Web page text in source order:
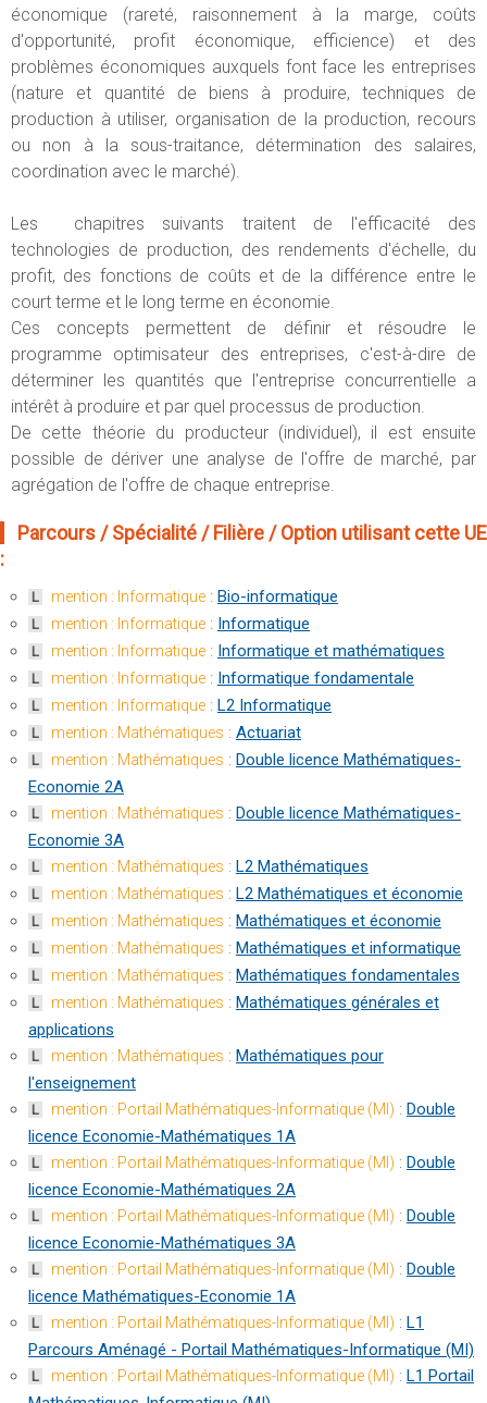
économique (rareté, raisonnement à la marge, coûts
d'opportunité, profit économique, efficience) et des
problèmes économiques auxquels font face les entreprises
(nature et quantité de biens à produire, techniques de
production à utiliser, organisation de la production, recours
ou non à la sous-traitance, détermination des salaires,
coordination avec le marché).
Les chapitres suivants traitent de l'efficacité des
technologies de production, des rendements d'échelle, du
profit, des fonctions de coûts et de la différence entre le
court terme et le long terme en économie.
Ces concepts permettent de définir et résoudre le
programme optimisateur des entreprises, c'est-à-dire de
déterminer les quantités que l'entreprise concurrentielle a
intérêt à produire et par quel processus de production.
De cette théorie du producteur (individuel), il est ensuite
possible de dériver une analyse de l'offre de marché, par
agrégation de l'offre de chaque entreprise.
Parcours / Spécialité / Filière / Option utilisant cette UE
:
L mention : Informatique : Bio-informatique
L mention : Informatique : Informatique
L mention : Informatique : Informatique et mathématiques
L mention : Informatique : Informatique fondamentale
L mention : Informatique : L2 Informatique
L mention : Mathématiques : Actuariat
L mention : Mathématiques : Double licence Mathématiques-
Economie 2A
L mention : Mathématiques : Double licence Mathématiques-
Economie 3A
L mention : Mathématiques : L2 Mathématiques
L mention : Mathématiques : L2 Mathématiques et économie
L mention : Mathématiques : Mathématiques et économie
L mention : Mathématiques : Mathématiques et informatique
L mention : Mathématiques : Mathématiques fondamentales
L mention : Mathématiques : Mathématiques générales et
applications
L mention : Mathématiques : Mathématiques pour
l'enseignement
L mention : Portail Mathématiques-Informatique (MI) : Double
licence Economie-Mathématiques 1A
L mention : Portail Mathématiques-Informatique (MI) : Double
licence Economie-Mathématiques 2A
L mention : Portail Mathématiques-Informatique (MI) : Double
licence Economie-Mathématiques 3A
L mention : Portail Mathématiques-Informatique (MI) : Double
licence Mathématiques-Economie 1A
L mention : Portail Mathématiques-Informatique (MI) : L1
Parcours Aménagé - Portail Mathématiques-Informatique (MI)
L mention : Portail Mathématiques-Informatique (MI) : L1 Portail